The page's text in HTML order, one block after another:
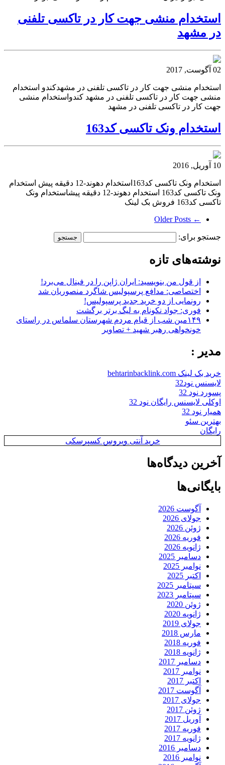
استخدام منشی جهت کار در تاکسی تلفنی
در مشهد
02 آگوست, 2017
استخدام منشی جهت کار در تاکسی تلفنی در مشهدکندو استخدام
منشی جهت کار در تاکسی تلفنی در مشهد کندواستخدام منشی
جهت کار در تاکسی تلفنی در مشهد
استخدام ونک تاکسی کد163
10 آوریل, 2016
استخدام ونک تاکسی کد163استخدام دهوند-12 دقیقه پیش استخدام
ونک تاکسی کد163 استخدام دهوند-12 دقیقه پیشاستخدام ونک
تاکسی کد163 فروش بک لینک
← Older Posts
جستجو برای:
نوشته‌های تازه
از قول من بنویسید: ایران ژاپن را در فینال می‌برد!
اختصاصی: مدافع پرسپولیس شاگرد منصوریان شد
رونمایی از دو خرید جدید پرسپولیس!
فوری: جواد نکونام به لیگ برتر برگشت
۱۴۹مین شب از قیام مردم شهرستان سلماس در راستای
خونخواهی رهبر شهید + تصاویر
مدیر :
خرید بک لینک behtarinbacklink.com
لایسنس نود32
پسورد نود 32
اوکلی لایسنس رایگان نود 32
همیار نود 32
بهترین سئو
رایگان
خرید آنتی ویروس کسپرسکی
آخرین دیدگاه‌ها
بایگانی‌ها
آگوست 2026
جولای 2026
ژوئن 2026
فوریه 2026
ژانویه 2026
دسامبر 2025
نوامبر 2025
اکتبر 2025
سپتامبر 2025
سپتامبر 2023
ژوئن 2020
ژانویه 2020
جولای 2019
مارس 2018
فوریه 2018
ژانویه 2018
دسامبر 2017
نوامبر 2017
اکتبر 2017
آگوست 2017
جولای 2017
ژوئن 2017
آوریل 2017
فوریه 2017
ژانویه 2017
دسامبر 2016
نوامبر 2016